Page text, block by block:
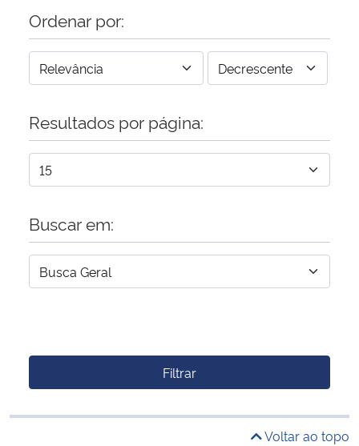
Ordenar por:
Resultados por página:
Buscar em:
Filtrar
Voltar ao topo